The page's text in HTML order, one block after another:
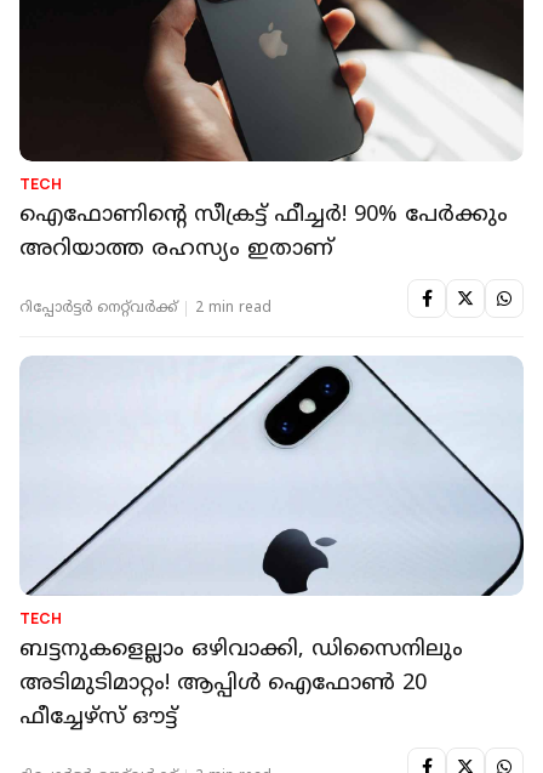
TECH
ഐഫോണിന്റെ സീക്രട്ട് ഫീച്ചര്‍! 90% പേര്‍ക്കും
അറിയാത്ത രഹസ്യം ഇതാണ്
റിപ്പോർട്ടർ നെറ്റ്‌വര്‍ക്ക്‌ 2 min read
TECH
ബട്ടനുകളെല്ലാം ഒഴിവാക്കി, ഡിസൈനിലും
അടിമുടിമാറ്റം! ആപ്പിള്‍ ഐഫോണ്‍ 20
ഫീച്ചേഴ്‌സ് ഔട്ട്